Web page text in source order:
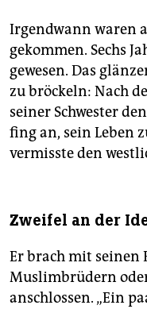
Irgendwann waren
gekommen. Sechs
gewesen. Das
zu bröckeln: Nach
seiner Schwester
fing an, sein Leben
vermisste den
Zweifel an der
Er brach mit seinen
Muslimbrüdern
anschlossen. „Ein